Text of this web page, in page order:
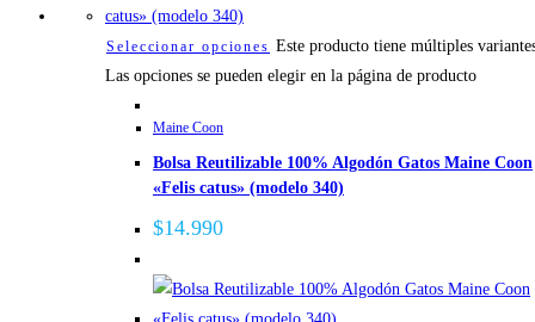
Seleccionar opciones Este producto tiene múltiples
Las opciones se pueden elegir en la página de producto
Maine Coon
Bolsa Reutilizable 100% Algodón Gatos Maine Coon
«Felis catus» (modelo 340)
$14.990